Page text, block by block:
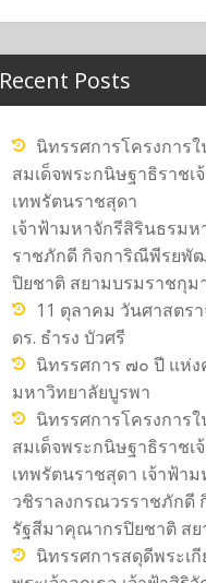
Recent Posts
นิทรรศการโครงการ
สมเด็จพระกนิษฐาธิราชเ
เทพรัตนราชสุดา
เจ้าฟ้ามหาจักรีสิรินธรม
ราชภักดี กิจการิณีพีรยพั
ปิยชาติ สยามบรมราชกุม
11 ตุลาคม วันศาสตรา
ดร. ธำรง บัวศรี
นิทรรศการ ๗๐ ปี แห่ง
มหาวิทยาลัยบูรพา
นิทรรศการโครงการ
สมเด็จพระกนิษฐาธิราชเ
เทพรัตนราชสุดา เจ้าฟ้า
วชิราลงกรณวรราชภัก
รัฐสีมาคุณากรปิยชาติ ส
นิทรรศการสดุดีพระเ